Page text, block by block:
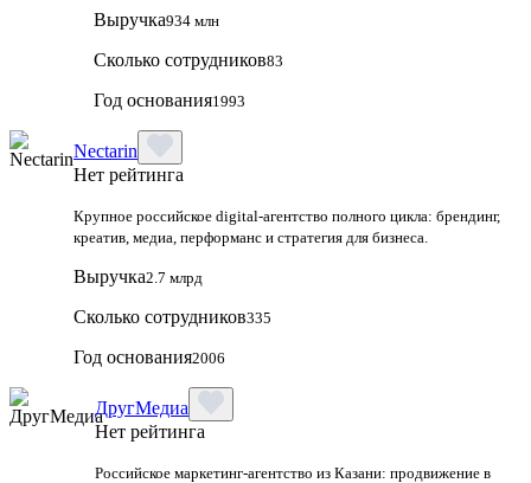
Выручка934 млн
Сколько сотрудников83
Год основания1993
Nectarin
Нет рейтинга
Крупное российское digital‑агентство полного цикла: брендинг,
креатив, медиа, перформанс и стратегия для бизнеса.
Выручка2.7 млрд
Сколько сотрудников335
Год основания2006
ДругМедиа
Нет рейтинга
Российское маркетинг-агентство из Казани: продвижение в